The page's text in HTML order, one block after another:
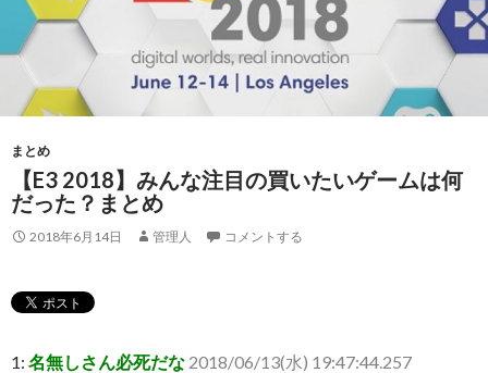
へ
キ
プ
まとめ
【E3 2018】みんな注目の買いたいゲームは何
だった？まとめ
2018年6月14日 管理人 コメントする
1: 名無しさん必死だな 2018/06/13(水) 19:47:44.257